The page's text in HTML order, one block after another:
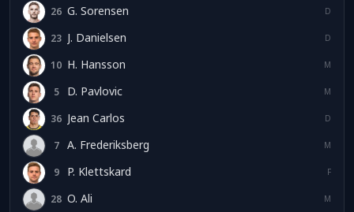
GS 26 G. Sorensen D
JD 23 J. Danielsen D
HH 10 H. Hansson M
DP 5 D. Pavlovic M
JC 36 Jean Carlos D
AF 7 A. Frederiksberg M
PK 9 P. Klettskard F
OA 28 O. Ali M